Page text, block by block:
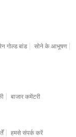
गोल्ड बांड
सोने के आभूषण
बाजार कमेंटरी
हमसे संपर्क करें